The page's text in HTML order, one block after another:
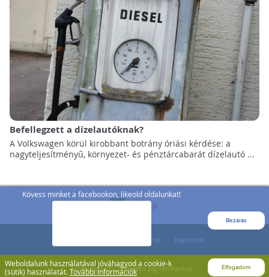
Kövess minket a facebookon, likeold oldalunkat!
Bezárás
Weboldalunk használatával jóváhagyod a cookie-k
(sütik) használatát.További információk Elfogadom
Befellegzett a dízelautóknak?
A Volkswagen körül kirobbant botrány óriási kérdése: a
nagyteljesítményű, környezet- és pénztárcabarát dízelautó ...
»